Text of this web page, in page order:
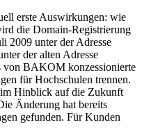
erste Auswirkungen: wie
die Domain-Registrierung
2009 unter der Adresse
der alten Adresse
BAKOM konzessionierte
für Hochschulen trennen.
Hinblick auf die Zukunft
Änderung hat bereits
gefunden. Für Kunden